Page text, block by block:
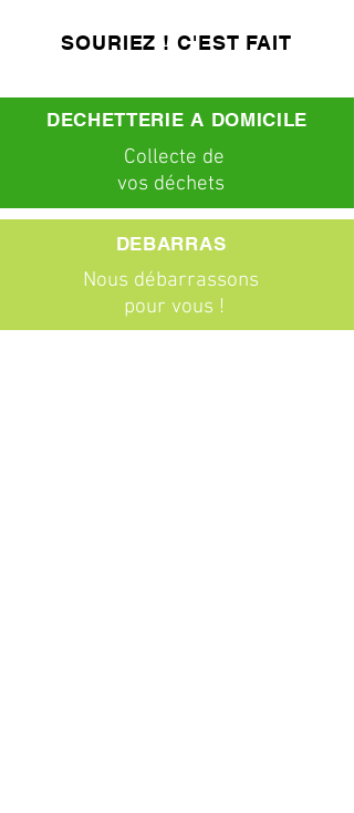
SOURIEZ ! C'EST FAIT
DECHETTERIE A DOMICILE
Collecte de
vos déchets
Nous débarrassons
pour vous !
DEBARRAS